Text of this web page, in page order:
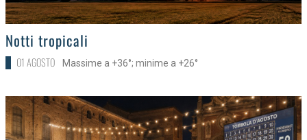
>
Notti tropicali
01 AGOSTO Massime a +36°; minime a +26°